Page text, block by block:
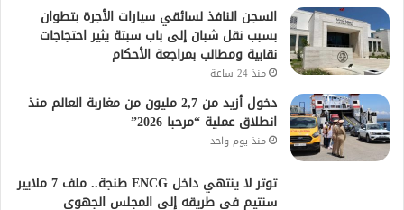
السجن النافذ لسائقي سيارات الأجرة بتطوان
بسبب نقل شبان إلى باب سبتة يثير احتجاجات
نقابية ومطالب بمراجعة الأحكام
منذ 24 ساعة
دخول أزيد من 2,7 مليون من مغاربة العالم منذ
انطلاق عملية “مرحبا 2026”
منذ يوم واحد
توتر لا ينتهي داخل ENCG طنجة.. ملف 7 ملايير
سنتيم في طريقه إلى المجلس الجهوي